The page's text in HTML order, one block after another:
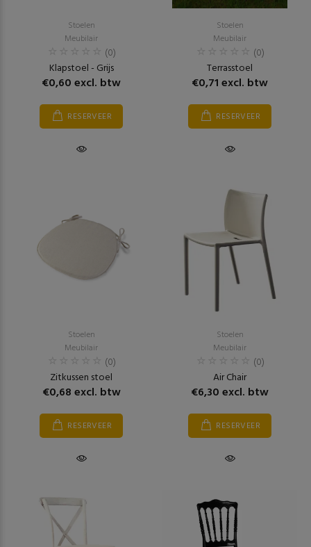
Stoelen
Meubilair
(0)
Klapstoel - Grijs
€0,60 excl. btw
RESERVEER
Stoelen
Meubilair
(0)
Terrasstoel
€0,71 excl. btw
RESERVEER
Stoelen
Meubilair
(0)
Zitkussen stoel
€0,68 excl. btw
RESERVEER
Stoelen
Meubilair
(0)
Air Chair
€6,30 excl. btw
RESERVEER